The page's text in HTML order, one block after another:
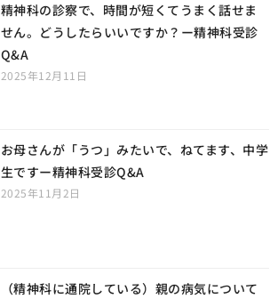
精神科の診察で、時間が短くてうまく話せま
せん。どうしたらいいですか？ー精神科受診
Q&A
2025年12月11日
お母さんが「うつ」みたいで、ねてます、中学
生ですー精神科受診Q&A
2025年11月2日
（精神科に通院している）親の病気について